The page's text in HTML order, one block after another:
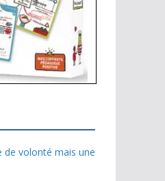
de volonté mais une